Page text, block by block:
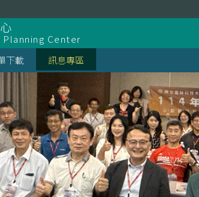
Center
下載 訊息專區